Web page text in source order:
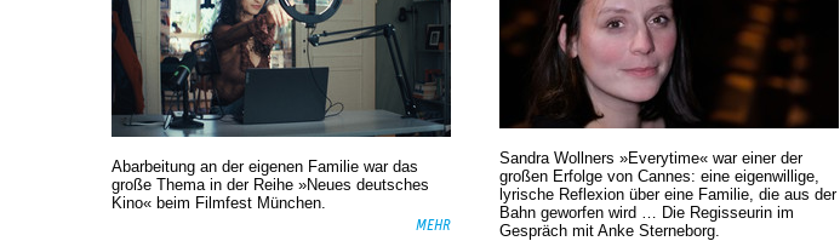
Abarbeitung an der eigenen Familie war das
große Thema in der Reihe »Neues deutsches
Kino« beim Filmfest München.
MEHR
Sandra Wollners »Everytime« war einer der
großen Erfolge von Cannes: eine eigenwillige,
lyrische Reflexion über eine ­Familie, die aus der
Bahn geworfen wird … Die Regisseurin im
Gespräch mit Anke Sterneborg.